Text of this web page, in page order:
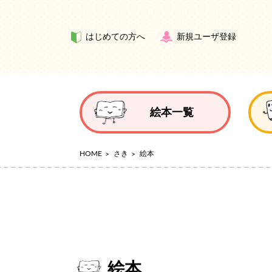
はじめての方へ 新規ユーザ登録
絵本一覧
HOME さき 絵本